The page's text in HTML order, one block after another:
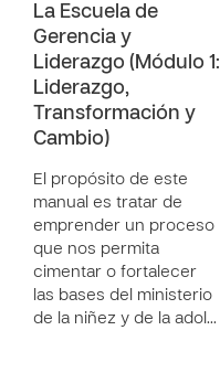
La Escuela de
Gerencia y
Liderazgo (Módulo 1:
Liderazgo,
Transformación y
Cambio)
El propósito de este
manual es tratar de
emprender un proceso
que nos permita
cimentar o fortalecer
las bases del ministerio
de la niñez y de la adol…